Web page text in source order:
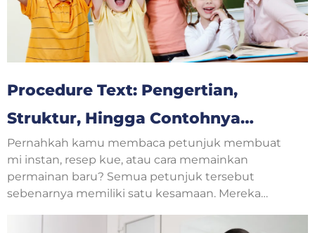
Procedure Text: Pengertian,
Struktur, Hingga Contohnya
Untuk Pemula Bahasa Inggris
Pernahkah kamu membaca petunjuk membuat
mi instan, resep kue, atau cara memainkan
permainan baru? Semua petunjuk tersebut
sebenarnya memiliki satu kesamaan. Mereka
dilakukan secara berurutan. Dalam pelajaran